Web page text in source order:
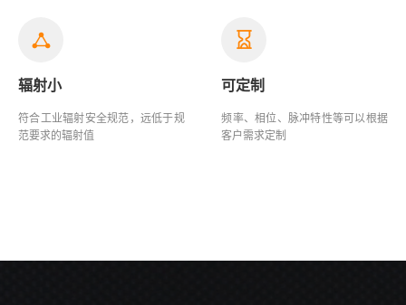
辐射小
符合工业辐射安全规范，远低于规
范要求的辐射值
可定制
频率、相位、脉冲特性等可以根据
客户需求定制